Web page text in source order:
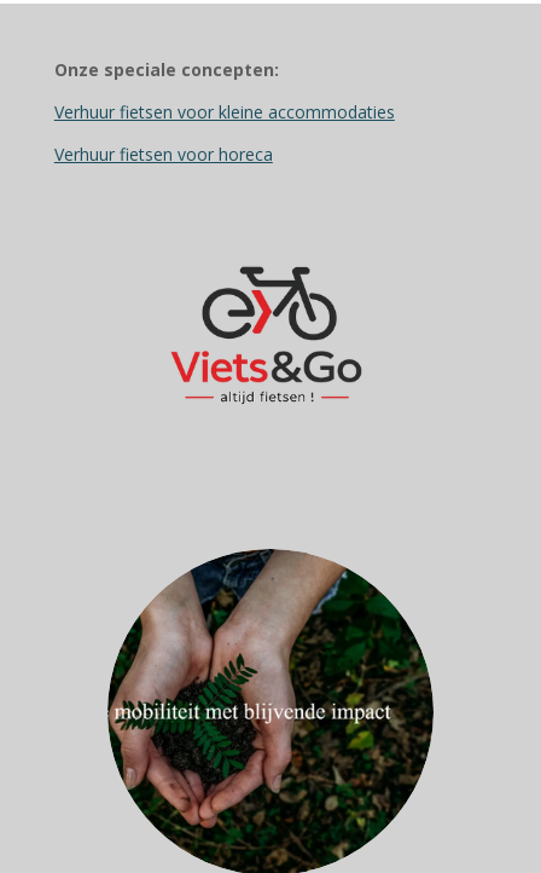
Onze speciale concepten:
Verhuur fietsen voor kleine accommodaties
Verhuur fietsen voor horeca